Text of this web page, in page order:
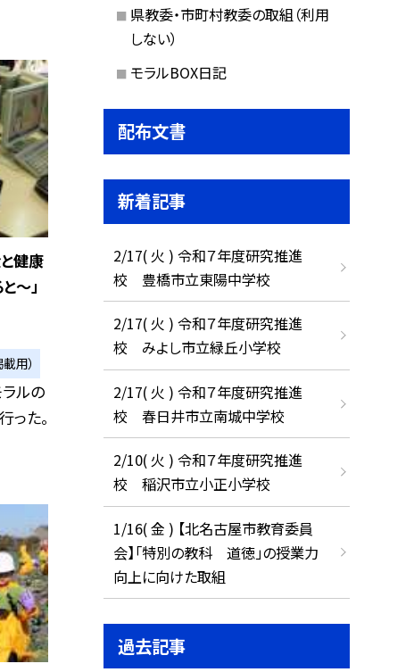
健康
〜」
用）
ルの
った。
県教委・市町村教委の取組（利用
しない）
モラルBOX日記
配布文書
新着記事
2/17( 火 ) 令和７年度研究推進
校 豊橋市立東陽中学校
2/17( 火 ) 令和７年度研究推進
校 みよし市立緑丘小学校
2/17( 火 ) 令和７年度研究推進
校 春日井市立南城中学校
2/10( 火 ) 令和７年度研究推進
校 稲沢市立小正小学校
1/16( 金 ) 【北名古屋市教育委員
会】「特別の教科 道徳」の授業力
向上に向けた取組
過去記事